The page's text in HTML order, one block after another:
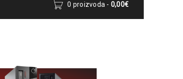
0 proizvoda - 0,00€